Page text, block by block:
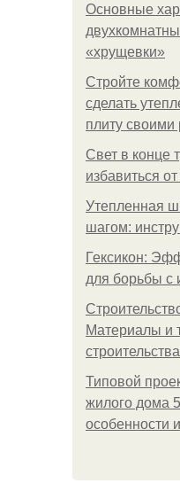
Основные
«хрущевки»
Стройте
сделать
плиту своими
Свет в конце
избавиться
Утепленная
шагом:
Гексикон:
для борьбы с
Материалы и
строительства
Типовой
жилого дома
особенности